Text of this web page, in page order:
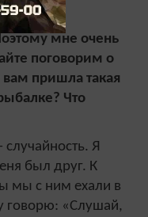
мне очень
поговорим о
вам пришла такая
Что
Я
был друг. К
мы с ним ехали в
говорю: «Слушай,